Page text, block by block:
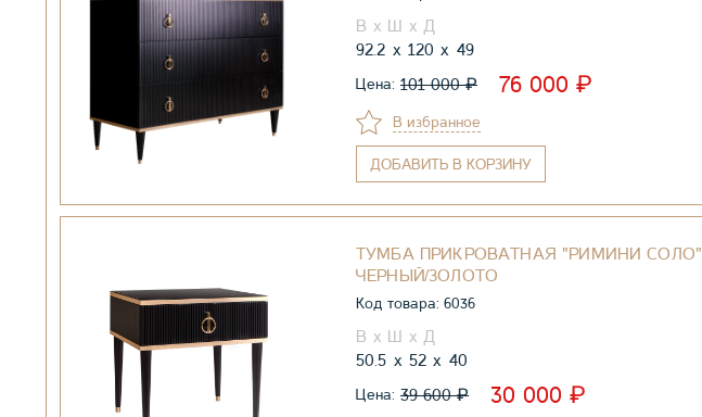
92.2 120 49
Цена: 101 000₽ 76 000 ₽
В избранное
ДОБАВИТЬ В КОРЗИНУ
ТУМБА ПРИКРОВАТНАЯ "РИМИНИ СОЛО"
ЧЕРНЫЙ/ЗОЛОТО
Код товара: 6036
50.5 52 40
Цена: 39 600₽ 30 000 ₽